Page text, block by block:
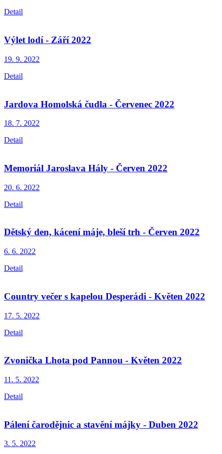
Detail
Výlet lodí - Září 2022
19. 9. 2022
Detail
Jardova Homolská čudla - Červenec 2022
18. 7. 2022
Detail
Memoriál Jaroslava Hály - Červen 2022
20. 6. 2022
Detail
Dětský den, kácení máje, bleší trh - Červen 2022
6. 6. 2022
Detail
Country večer s kapelou Desperádi - Květen 2022
17. 5. 2022
Detail
Zvonička Lhota pod Pannou - Květen 2022
11. 5. 2022
Detail
Pálení čarodějnic a stavění májky - Duben 2022
3. 5. 2022